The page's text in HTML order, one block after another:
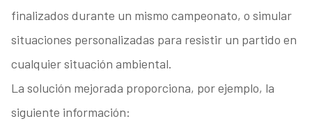
finalizados durante un mismo campeonato, o simular
situaciones personalizadas para resistir un partido en
cualquier situación ambiental.
La solución mejorada proporciona, por ejemplo, la
siguiente información: